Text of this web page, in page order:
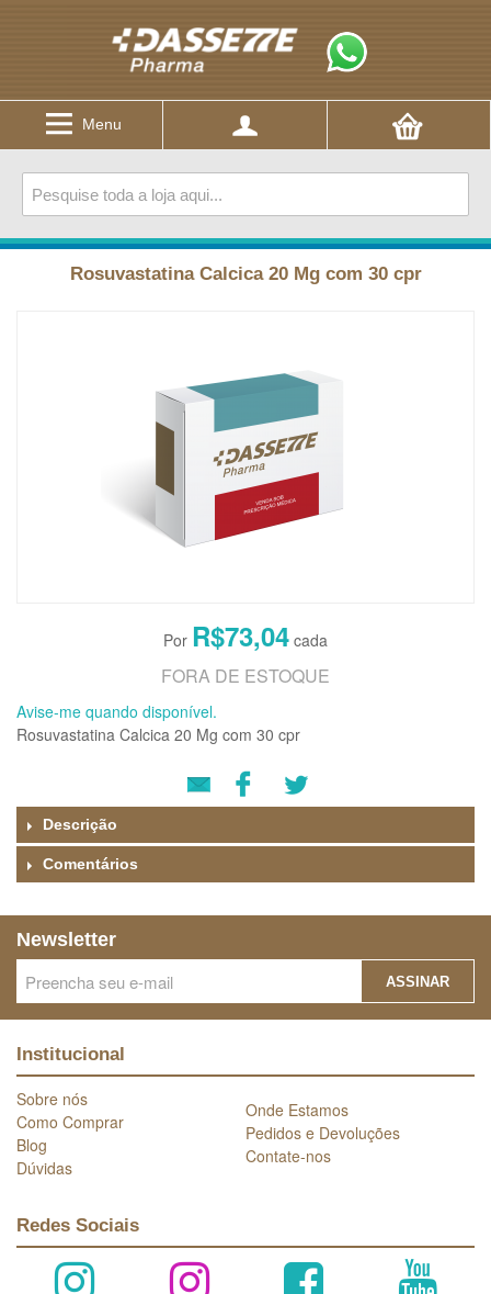
Menu
Rosuvastatina Calcica 20 Mg com 30 cpr
R$73,04
FORA DE ESTOQUE
Avise-me quando disponível.
Rosuvastatina Calcica 20 Mg com 30 cpr
Descrição
Comentários
Newsletter
ASSINAR
Institucional
Sobre nós
Como Comprar
Blog
Dúvidas
Onde Estamos
Pedidos e Devoluções
Contate-nos
Redes Sociais